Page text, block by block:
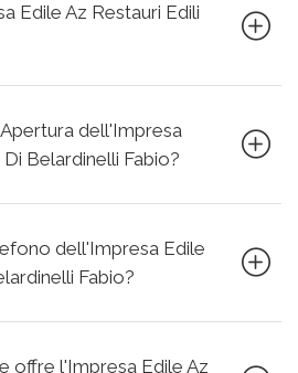
Edile Az Restauri Edili
dell'Impresa
Belardinelli Fabio?
dell'Impresa Edile
Fabio?
offre l'Impresa Edile Az